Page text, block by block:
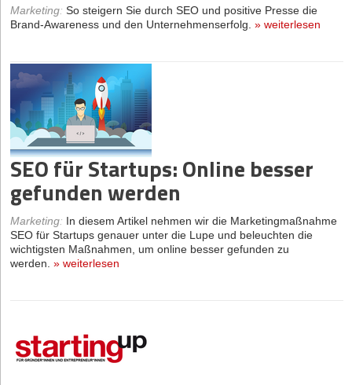
Marketing: So steigern Sie durch SEO und positive Presse die
Brand-Awareness und den Unternehmenserfolg. » weiterlesen
SEO für Startups: Online besser
gefunden werden
Marketing: In diesem Artikel nehmen wir die Marketingmaßnahme
SEO für Startups genauer unter die Lupe und beleuchten die
wichtigsten Maßnahmen, um online besser gefunden zu
werden. » weiterlesen